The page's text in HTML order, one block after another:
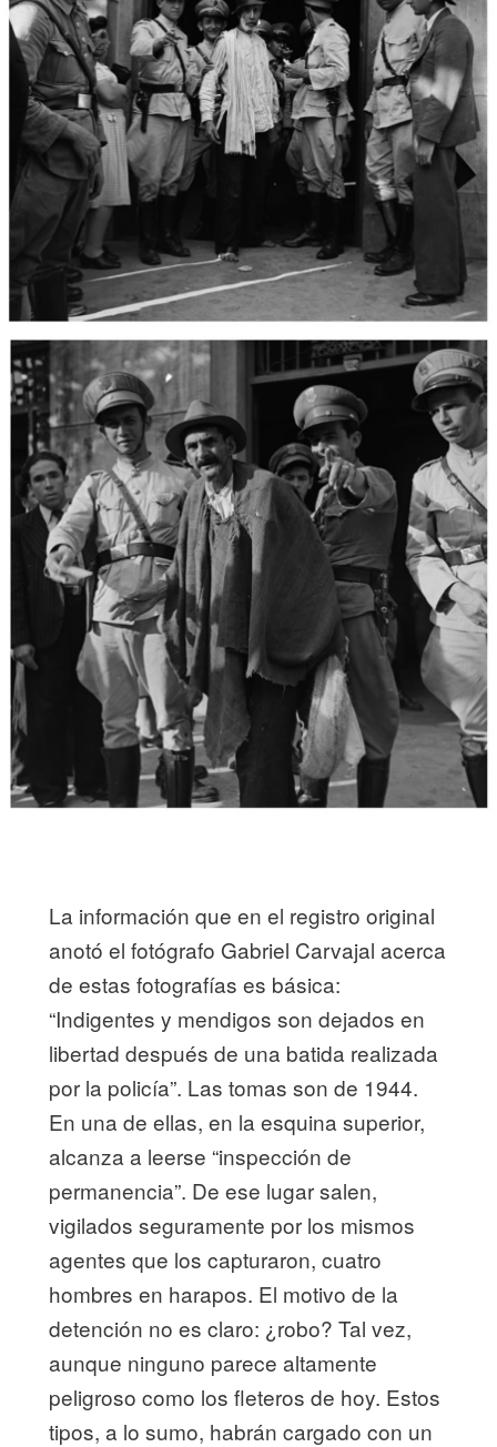
La información que en el registro original
anotó el fotógrafo Gabriel Carvajal acerca
de estas fotografías es básica:
“Indigentes y mendigos son dejados en
libertad después de una batida realizada
por la policía”. Las tomas son de 1944.
En una de ellas, en la esquina superior,
alcanza a leerse “inspección de
permanencia”. De ese lugar salen,
vigilados seguramente por los mismos
agentes que los capturaron, cuatro
hombres en harapos. El motivo de la
detención no es claro: ¿robo? Tal vez,
aunque ninguno parece altamente
peligroso como los fleteros de hoy. Estos
tipos, a lo sumo, habrán cargado con un